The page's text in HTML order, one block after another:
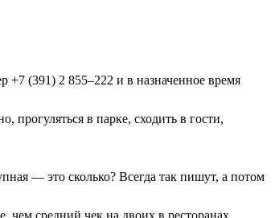
(391) 2 855–222 и в назначенное время
прогуляться в парке, сходить в гости,
— это сколько? Всегда так пишут, а потом
чем средний чек на двоих в ресторанах